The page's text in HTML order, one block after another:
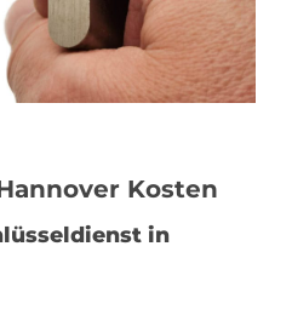
Kosten
in